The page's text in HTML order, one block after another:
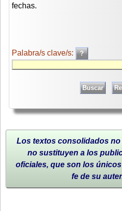
fechas.
Palabra/s clave/s:
Los textos consolidados
no sustituyen a los
oficiales, que son los
fe de su